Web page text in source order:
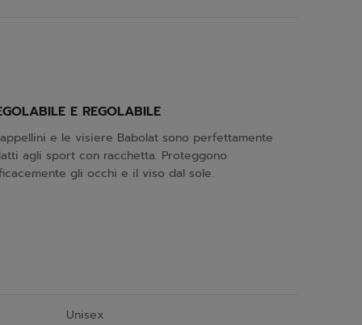
E REGOLABILE
e le visiere Babolat sono perfettamente
agli sport con racchetta. Proteggono
gli occhi e il viso dal sole.
Unisex